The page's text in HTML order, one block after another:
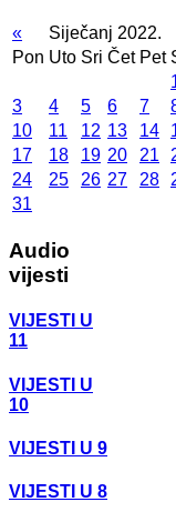
« Siječanj 2022.
Pon Uto Sri Čet Pet
3
4 5 6 7
10
11 12 13 14
17
18 19 20 21
24
25 26 27 28
31
Audio
vijesti
VIJESTI U
11
VIJESTI U
10
VIJESTI U 9
VIJESTI U 8